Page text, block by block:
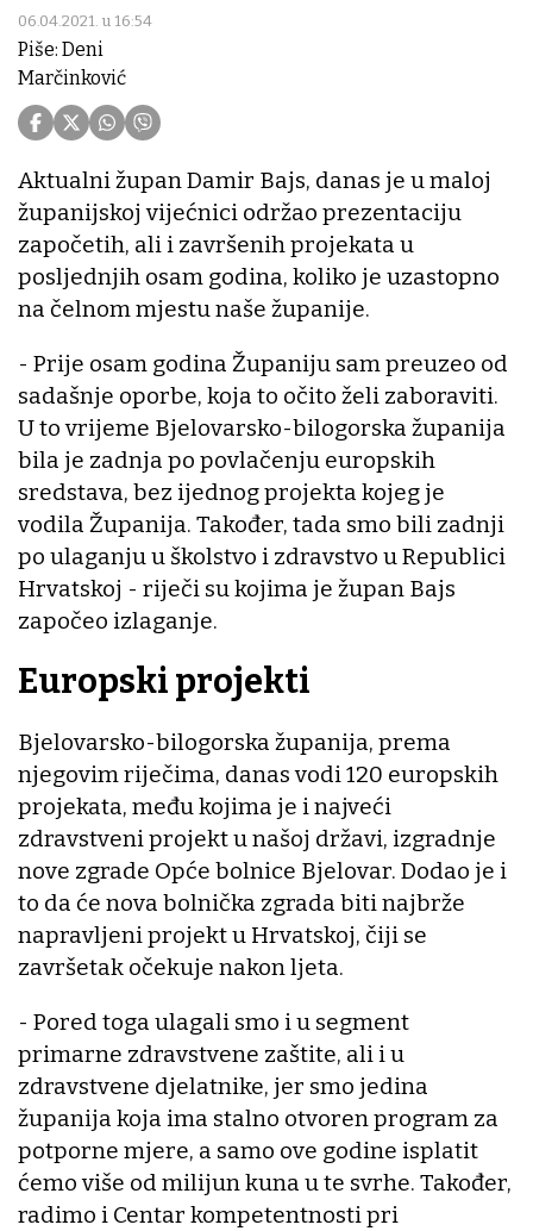
06.04.2021. u 16:54
Piše: Deni
Marčinković
Aktualni župan Damir Bajs, danas je u maloj
županijskoj vijećnici održao prezentaciju
započetih, ali i završenih projekata u
posljednjih osam godina, koliko je uzastopno
na čelnom mjestu naše županije.
- Prije osam godina Županiju sam preuzeo od
sadašnje oporbe, koja to očito želi zaboraviti.
U to vrijeme Bjelovarsko-bilogorska županija
bila je zadnja po povlačenju europskih
sredstava, bez ijednog projekta kojeg je
vodila Županija. Također, tada smo bili zadnji
po ulaganju u školstvo i zdravstvo u Republici
Hrvatskoj - riječi su kojima je župan Bajs
započeo izlaganje.
Europski projekti
Bjelovarsko-bilogorska županija, prema
njegovim riječima, danas vodi 120 europskih
projekata, među kojima je i najveći
zdravstveni projekt u našoj državi, izgradnje
nove zgrade Opće bolnice Bjelovar. Dodao je i
to da će nova bolnička zgrada biti najbrže
napravljeni projekt u Hrvatskoj, čiji se
završetak očekuje nakon ljeta.
- Pored toga ulagali smo i u segment
primarne zdravstvene zaštite, ali i u
zdravstvene djelatnike, jer smo jedina
županija koja ima stalno otvoren program za
potporne mjere, a samo ove godine isplatit
ćemo više od milijun kuna u te svrhe. Također,
radimo i Centar kompetentnosti pri